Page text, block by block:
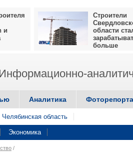
и
Строители
области
больше
Аналитика
Челябинская область
Экономика
/